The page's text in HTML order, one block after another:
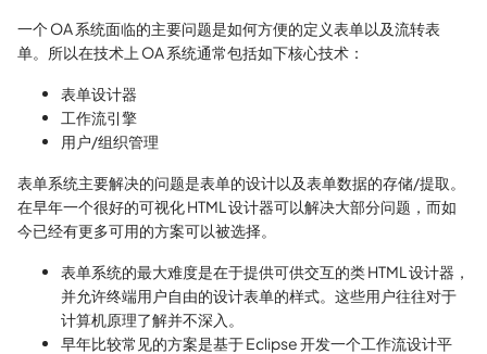
一个 OA 系统面临的主要问题是如何方便的定义表单以及流转表
单。所以在技术上 OA 系统通常包括如下核心技术：
表单设计器
工作流引擎
用户/组织管理
表单系统主要解决的问题是表单的设计以及表单数据的存储/提取。
在早年一个很好的可视化 HTML 设计器可以解决大部分问题，而如
今已经有更多可用的方案可以被选择。
表单系统的最大难度是在于提供可供交互的类 HTML 设计器，
并允许终端用户自由的设计表单的样式。这些用户往往对于
计算机原理了解并不深入。
早年比较常见的方案是基于 Eclipse 开发一个工作流设计平